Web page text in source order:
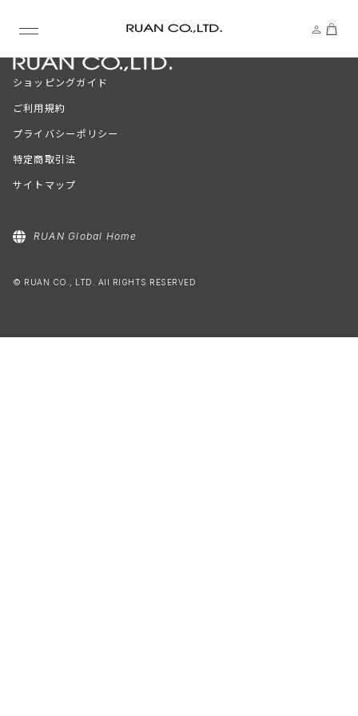
ショッピングガイド
ご利用規約
プライバシーポリシー
特定商取引法
サイトマップ
RUAN Global Home
© RUAN CO., LTD. All RIGHTS RESERVED